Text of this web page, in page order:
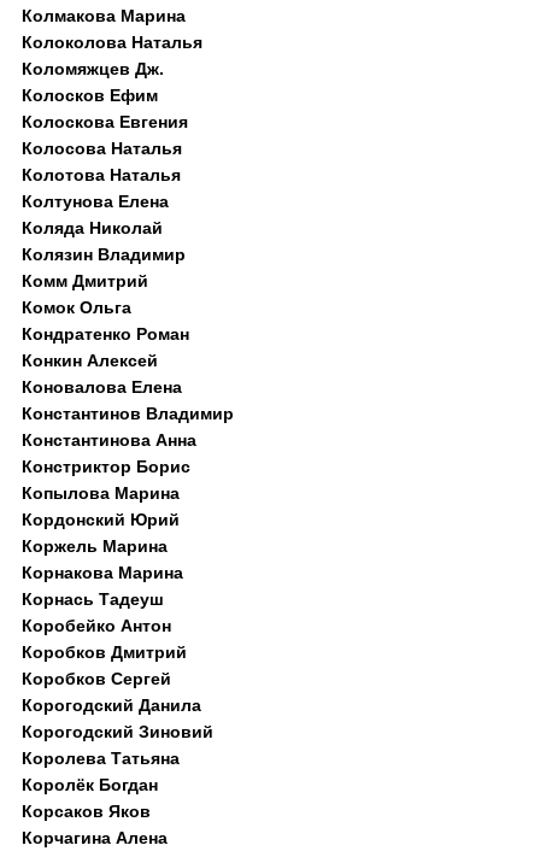
Колмакова Марина
Колоколова Наталья
Коломяжцев Дж.
Колосков Ефим
Колоскова Евгения
Колосова Наталья
Колотова Наталья
Колтунова Елена
Коляда Николай
Колязин Владимир
Комм Дмитрий
Комок Ольга
Кондратенко Роман
Конкин Алексей
Коновалова Елена
Константинов Владимир
Константинова Анна
Констриктор Борис
Копылова Марина
Кордонский Юрий
Коржель Марина
Корнакова Марина
Корнась Тадеуш
Коробейко Антон
Коробков Дмитрий
Коробков Сергей
Корогодский Данила
Корогодский Зиновий
Королева Татьяна
Королёк Богдан
Корсаков Яков
Корчагина Алена